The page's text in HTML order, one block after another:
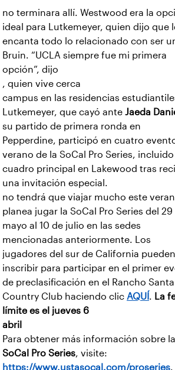
no terminara allí. Westwood era la
ideal para Lutkemeyer, quien dijo que
encanta todo lo relacionado con ser
Bruin. “UCLA siempre fue mi primera
opción”, dijo
, quien vive cerca
campus en las residencias
Lutkemeyer, que cayó ante Jaeda
su partido de primera ronda en
Pepperdine, participó en cuatro
verano de la SoCal Pro Series, incluido
cuadro principal en Lakewood tras
una invitación especial.
no tendrá que viajar mucho este
planea jugar la SoCal Pro Series del 29
mayo al 10 de julio en las sedes
mencionadas anteriormente. Los
jugadores del sur de California pueden
inscribir para participar en el primer
de preclasificación en el Rancho Santa
Country Club haciendo clic AQUÍ . La
límite es el jueves 6
abril
Para obtener más información sobre la
SoCal Pro Series, visite:
https://www.ustasocal.com/proseries.